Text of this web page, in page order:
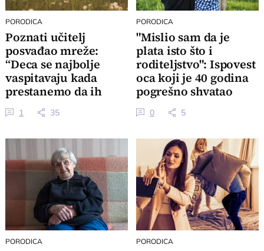
PORODICA
Poznati učitelj
posvađao mreže:
“Deca se najbolje
vaspitavaju kada
prestanemo da ih
vaspitavamo”
1 35
PORODICA
"Mislio sam da je
plata isto što i
roditeljstvo": Ispovest
oca koji je 40 godina
pogrešno shvatao
ljubav
0 5
PORODICA PORODICA